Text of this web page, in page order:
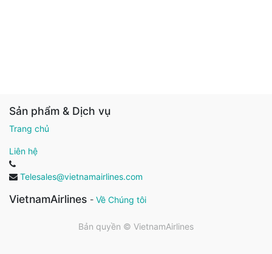
Sản phẩm & Dịch vụ
Trang chủ
Liên hệ
Telesales@vietnamairlines.com
VietnamAirlines - Về Chúng tôi
Bản quyền © VietnamAirlines